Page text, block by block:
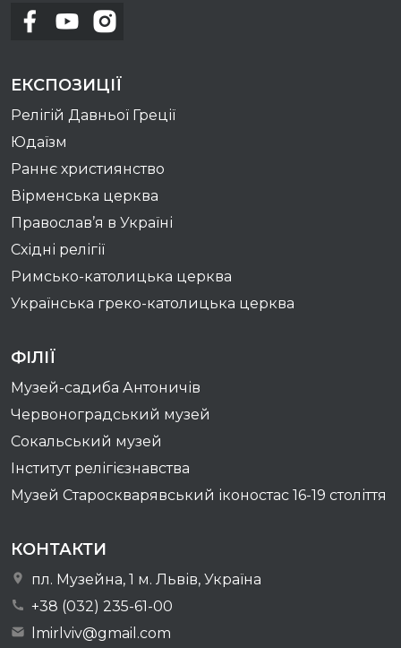
ЕКСПОЗИЦІЇ
Релігій Давньої Греції
Юдаїзм
Раннє християнство
Вірменська церква
Православ’я в Україні
Східні релігії
Римсько-католицька церква
Українська греко-католицька церква
ФІЛІЇ
Музей-садиба Антоничів
Червоноградський музей
Сокальський музей
Інститут релігієзнавства
Музей Староскварявський іконостас 16-19 cтоліття
КОНТАКТИ
пл. Музейна, 1 м. Львів, Україна
+38 (032) 235-61-00
lmirlviv@gmail.com